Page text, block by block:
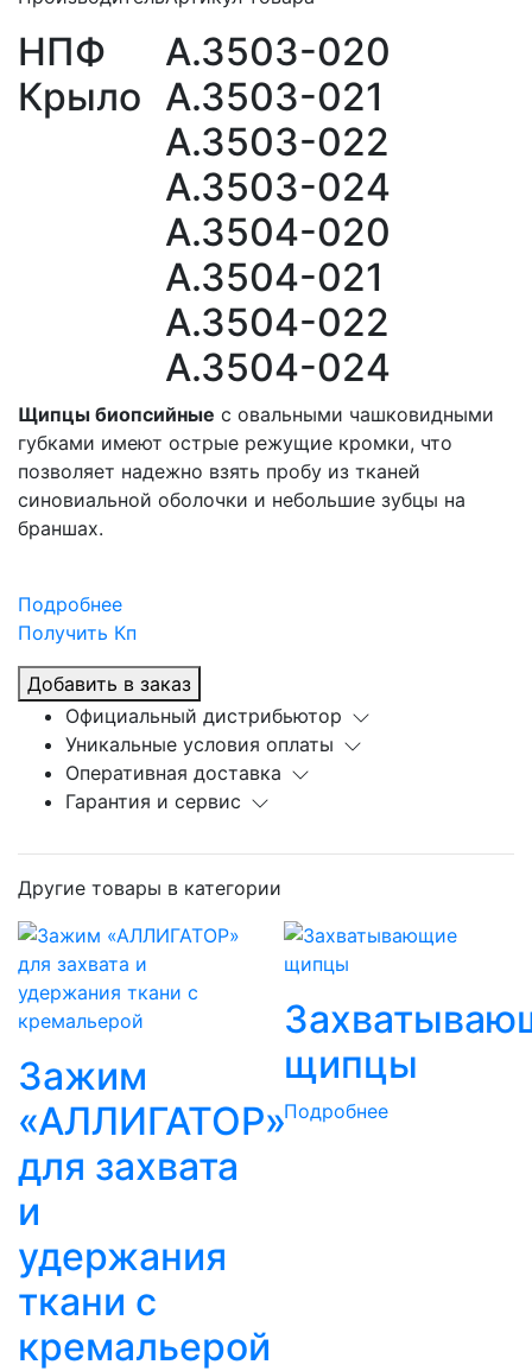
НПФ
Крыло
A.3503-020
A.3503-021
A.3503-022
A.3503-024
A.3504-020
A.3504-021
A.3504-022
A.3504-024
Щипцы биопсийные с овальными чашковидными
губками имеют острые режущие кромки, что
позволяет надежно взять пробу из тканей
синовиальной оболочки и небольшие зубцы на
браншах.
Подробнее
Получить Кп
Добавить в заказ
Официальный дистрибьютор
Уникальные условия оплаты
Оперативная доставка
Гарантия и сервис
Другие товары в категории
Зажим
«АЛЛИГАТОР»
для захвата
и
удержания
ткани с
кремальерой
щипцы
Подробнее